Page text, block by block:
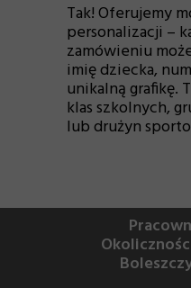
Tak! Oferujemy
personalizacji –
zamówieniu
imię dziecka,
unikalną grafikę.
klas szkolnych,
lub drużyn